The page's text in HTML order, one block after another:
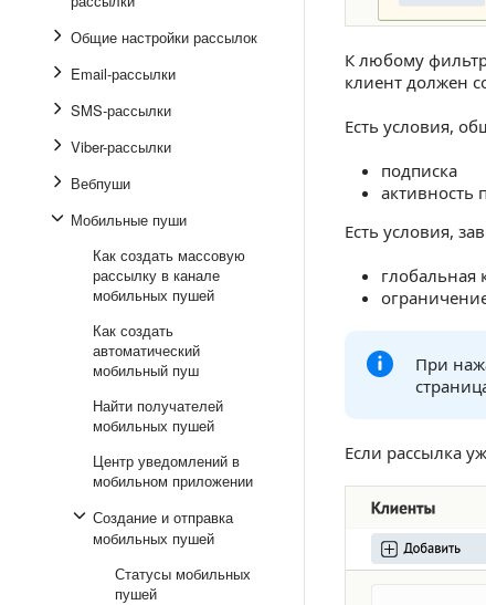
Общие настройки рассылок
Email-рассылки
SMS-рассылки
Viber-рассылки
Вебпуши
Мобильные пуши
Как создать массовую
рассылку в канале
мобильных пушей
Как создать
автоматический
мобильный пуш
Найти получателей
мобильных пушей
Центр уведомлений в
мобильном приложении
Создание и отправка
мобильных пушей
Статусы мобильных
пушей
К любому
клиент должен
Есть условия,
подписка
активность
Есть условия,
глобальная
При
Если рассылка